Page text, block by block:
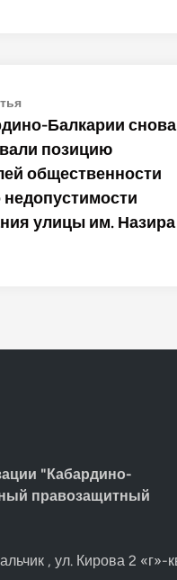
Предыдущая
статья:Балкарии снова
позицию
общественности
недопустимости
улицы им. Назира
"Кабардино-
правозащитный
, ул. Кирова 2 «г»-